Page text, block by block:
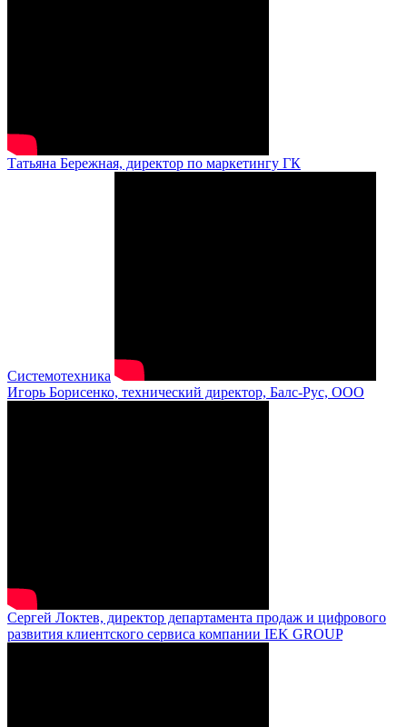
Татьяна Бережная, директор по маркетингу ГК
Системотехника
Игорь Борисенко, технический директор, Балс-Рус, ООО
Сергей Локтев, директор департамента продаж и цифрового
развития клиентского сервиса компании IEK GROUP